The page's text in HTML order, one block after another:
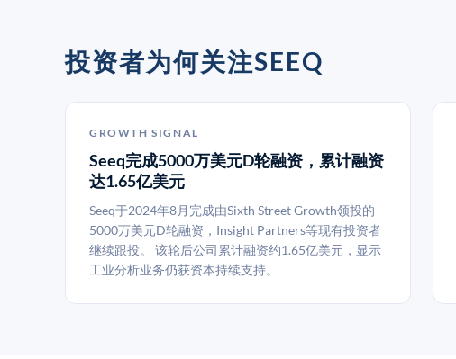
投资者为何关注SEEQ
GROWTH SIGNAL
Seeq完成5000万美元D轮融资，累计融资
达1.65亿美元
Seeq于2024年8月完成由Sixth Street Growth领投的
5000万美元D轮融资，Insight Partners等现有投资者
继续跟投。 该轮后公司累计融资约1.65亿美元，显示
工业分析业务仍获资本持续支持。